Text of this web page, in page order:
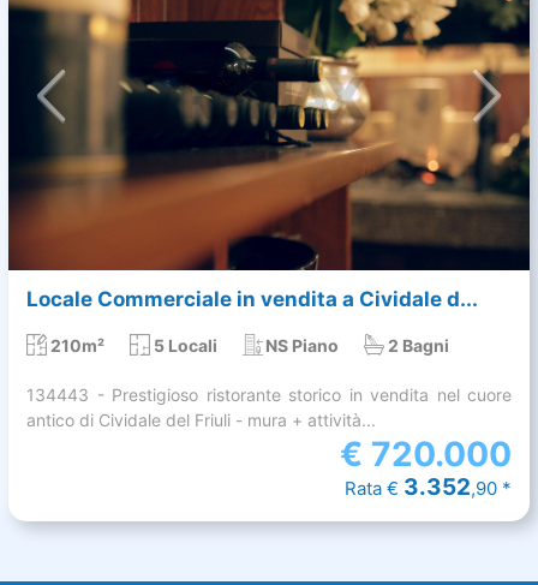
Locale Commerciale in vendita a Cividale d...
210m² 5 Locali NS Piano 2 Bagni
134443 - Prestigioso ristorante storico in vendita nel cuore
antico di Cividale del Friuli - mura + attività...
€ 720.000
Rata € 3.352,90 *